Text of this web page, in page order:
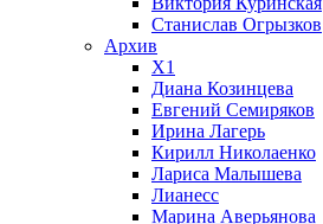
Станислав Огрызков
Архив
X1
Диана Козинцева
Евгений Семиряков
Ирина Лагерь
Кирилл Николаенко
Лариса Малышева
Лианесс
Марина Аверьянова